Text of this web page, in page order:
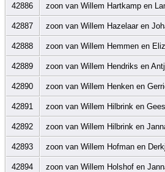
42886 zoon van Willem Hartkamp en
42887 zoon van Willem Hazelaar en
42888 zoon van Willem Hemmen en
42889 zoon van Willem Hendriks en
42890 zoon van Willem Henken en
42891 zoon van Willem Hilbrink en
42892 zoon van Willem Hilbrink en
42893 zoon van Willem Hofman en
42894 zoon van Willem Holshof en